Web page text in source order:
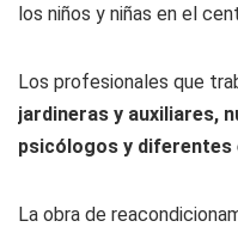
los niños y niñas en el
Los profesionales que
jardineras y auxiliares,
psicólogos y diferentes
La obra de